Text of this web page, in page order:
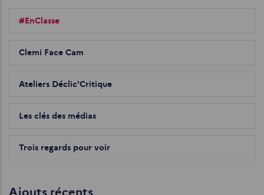
#EnClasse
Clemi Face Cam
Ateliers Déclic'Critique
Les clés des médias
Trois regards pour voir